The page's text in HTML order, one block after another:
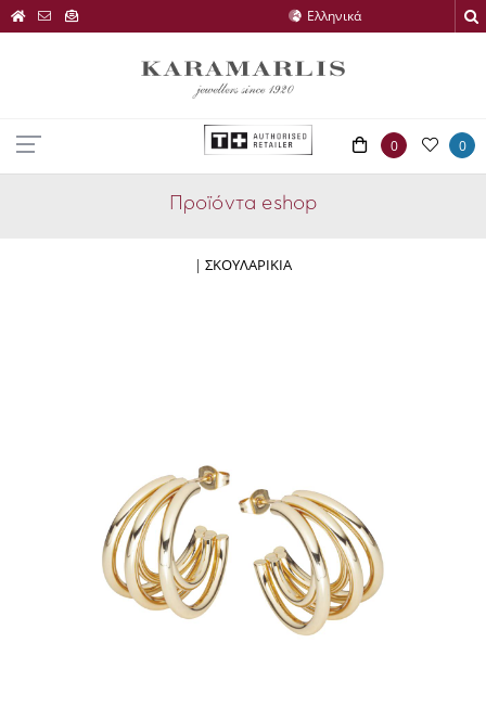
0 0
Προϊόντα eshop
| ΣΚΟΥΛΑΡΙΚΙΑ